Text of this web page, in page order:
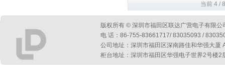
当前 4 /
版权所有 © 深圳市福田区联达广营电子有限公
电 话：86-755-83661717/ 83035093 /
公司地址：深圳市福田区深南路佳和华强大厦
柜台地址：深圳市福田区华强电子世界2号楼2